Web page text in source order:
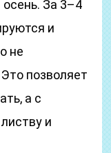
За 3–4
и
не
позволяет
а с
и